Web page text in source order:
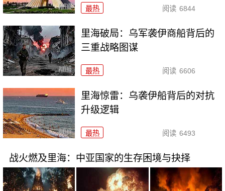
最热 阅读 6844
里海破局：乌军袭伊商船背后的
三重战略图谋
最热 阅读 6606
里海惊雷：乌袭伊船背后的对抗
升级逻辑
最热 阅读 6493
战火燃及里海：中亚国家的生存困境与抉择